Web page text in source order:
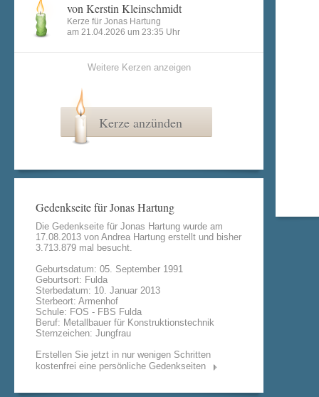
von Kerstin Kleinschmidt
Kerze für Jonas Hartung
am 21.04.2026 um 23:35 Uhr
Weitere Kerzen anzeigen
Kerze anzünden
Gedenkseite für Jonas Hartung
Die Gedenkseite für Jonas Hartung wurde am
17.08.2013 von Andrea Hartung erstellt und bisher
3.713.879 mal besucht.
Geburtsdatum: 05. September 1991
Geburtsort: Fulda
Sterbedatum: 10. Januar 2013
Sterbeort: Armenhof
Schule: FOS - FBS Fulda
Beruf: Metallbauer für Konstruktionstechnik
Sternzeichen: Jungfrau
Erstellen Sie jetzt in nur wenigen Schritten
kostenfrei eine persönliche Gedenkseiten